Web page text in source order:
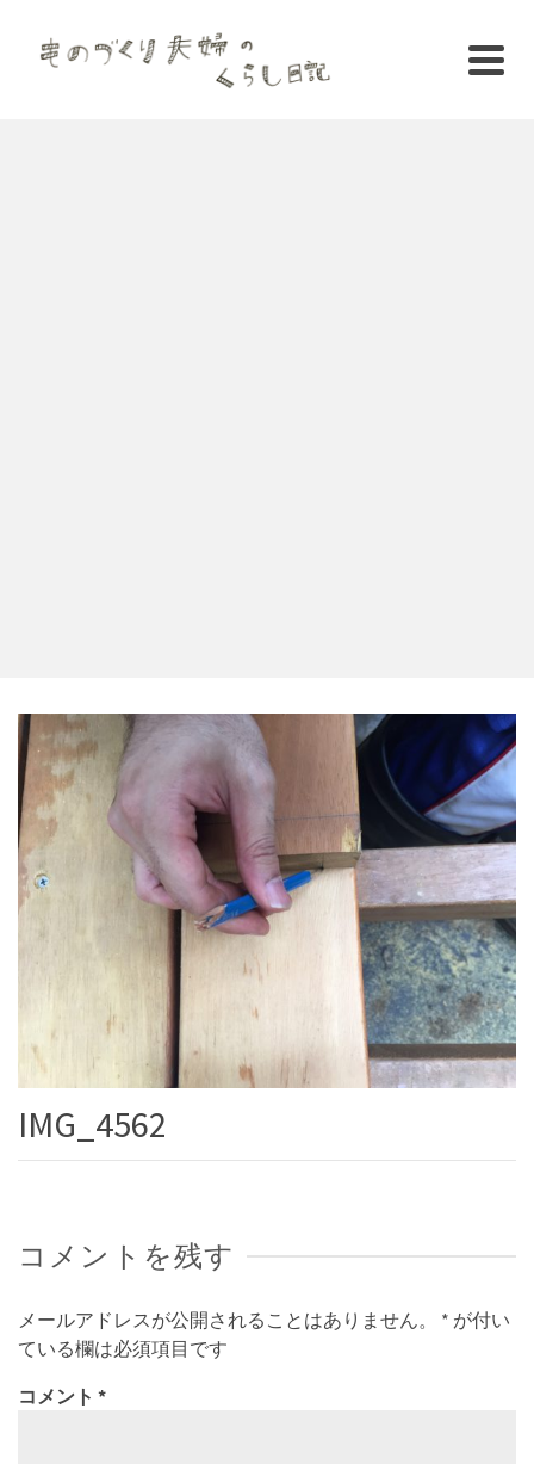
IMG_4562
コメントを残す
メールアドレスが公開されることはありません。 * が付い
ている欄は必須項目です
コメント *